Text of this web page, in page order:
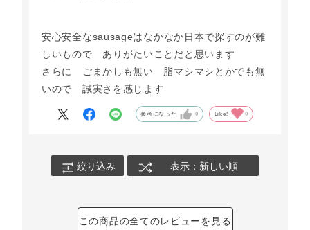
安心安全なsausageはなかなか日本で探すのが難
しいもので ありがたいことだと思います
さらに ごまかしも無い 脂マシマシとかでも無
いので 誠実さを感じます
参考になった 0 Like! 0
絞り込み 表示：新しい順
この商品の全てのレビューを見る